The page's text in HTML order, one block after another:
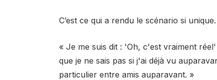
C’est ce qui a rendu le scénario si unique.
« Je me suis dit : 'Oh, c'est vraiment
que je ne sais pas si j'ai déjà vu
particulier entre amis auparavant. »